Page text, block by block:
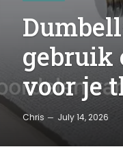
gebruik
voor je
Chris July 14, 2026